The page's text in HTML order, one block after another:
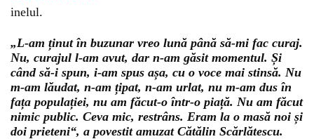
inelul.
„L-am ținut în buzunar vreo lună până să-mi fac curaj.
Nu, curajul l-am avut, dar n-am găsit momentul. Și
când să-i spun, i-am spus așa, cu o voce mai stinsă. Nu
m-am lăudat, n-am țipat, n-am urlat, nu m-am dus în
fața populației, nu am făcut-o într-o piață. Nu am făcut
nimic public. Ceva mic, restrâns. Eram la o masă noi și
doi prieteni“, a povestit amuzat Cătălin Scărlătescu.